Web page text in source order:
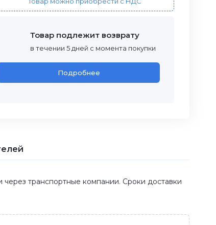
Товар подлежит возврату
в течении 5 дней с момента покупки
Подробнее
через транспортные компании. Сроки доставки